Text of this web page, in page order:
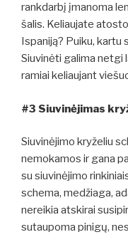
rankdarbį įmanoma
šalis. Keliaujate
Ispaniją? Puiku, kartu
Siuvinėti galima netgi
ramiai keliaujant
#3 Siuvinėjimas
Siuvinėjimo kryželiu
nemokamos ir gana
su siuvinėjimo
schema, medžiaga,
nereikia atskirai
sutaupoma pinigų,